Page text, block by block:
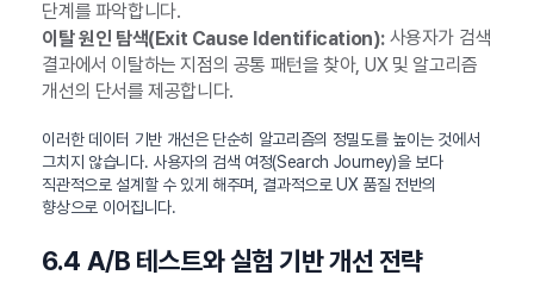
단계를 파악합니다.
이탈 원인 탐색(Exit Cause Identification):사용자가 검색
결과에서 이탈하는 지점의 공통 패턴을 찾아, UX 및 알고리즘
개선의 단서를 제공합니다.
이러한 데이터 기반 개선은 단순히 알고리즘의 정밀도를 높이는 것에서
그치지 않습니다. 사용자의 검색 여정(Search Journey)을 보다
직관적으로 설계할 수 있게 해주며, 결과적으로 UX 품질 전반의
향상으로 이어집니다.
6.4 A/B 테스트와 실험 기반 개선 전략